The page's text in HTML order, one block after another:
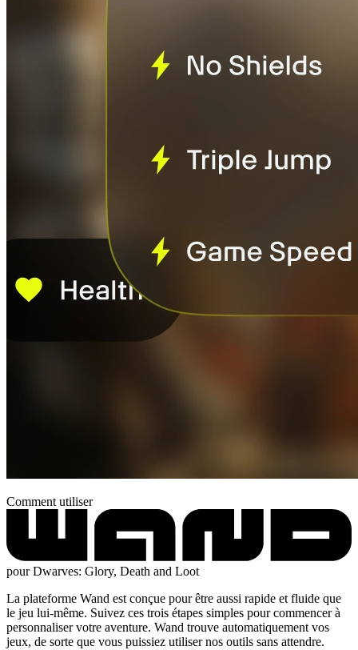
Comment utiliser
pour Dwarves: Glory, Death and Loot
La plateforme Wand est conçue pour être aussi rapide et fluide que
le jeu lui-même. Suivez ces trois étapes simples pour commencer à
personnaliser votre aventure. Wand trouve automatiquement vos
jeux, de sorte que vous puissiez utiliser nos outils sans attendre.